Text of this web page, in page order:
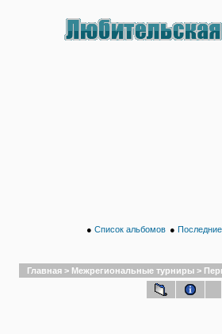
● Список альбомов ●
Главная > Межрегиональные турниры >